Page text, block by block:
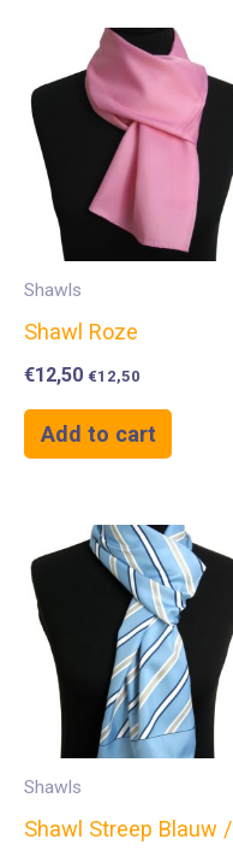
Shawls
Shawl Roze
€12,50 €12,50
Add to cart
Shawls
Shawl Streep Blauw /